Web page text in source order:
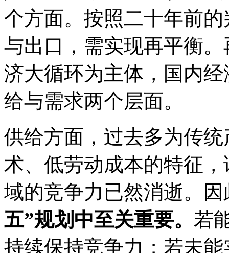
个方面。按照二十年前
与出口，需实现再平衡
济大循环为主体，国内
给与需求两个层面。
供给方面，过去多为传
术、低劳动成本的特征
域的竞争力已然消逝。因
五”规划中至关重要。 若
持续保持竞争力；若未